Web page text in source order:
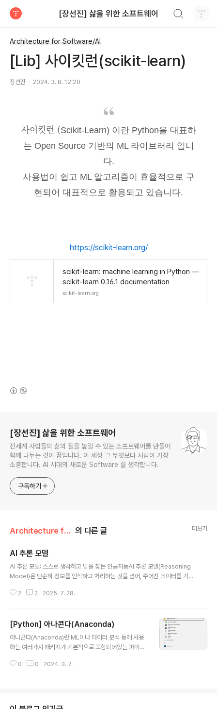
[장선진] 삶을 위한 소프트웨어
Architecture for Software/AI
[Lib] 사이킷런(scikit-learn)
장선진 2024. 3. 8. 12:20
사이킷런 (Scikit-Learn) 이란 Python을 대표하
는 Open Source 기반의 ML 라이브러리 입니
다.
사용법이 쉽고 ML 알고리즘이 효율적으로 구
현되어 대표적으로 활용되고 있습니다.
https://scikit-learn.org/
scikit-learn: machine learning in Python —
scikit-learn 0.16.1 documentation
scikit-learn.org
[장선진] 삶을 위한 소프트웨어
전세계 사람들의 삶의 질을 높일 수 있는 소프트웨어를 만들어
함께 나누는 것이 꿈입니다. 이 세상 그 무엇보다 사람이 가장
소중합니다. AI 시대의 새로운 Software 를 생각합니다.
구독하기
Architecture for Software/AI 의 다른 글 더보기
AI 추론 모델
AI 추론 모델: 스스로 생각하고 답을 찾는 인공지능AI 추론 모델(Reasoning
Model)은 단순히 정보를 인식하고 처리하는 것을 넘어, 주어진 데이터를 기반
의미합니다. 마치 사람이 생각하는 방식과 유사하게, 문제의 본질적인 논리를
한 단계 더 나아가 '생각하는 과정'을 거칩니다. 이를 통해 복잡하고 다단계적인
문제 해결, 코딩, 과학적 추론 등 고차원적인 작업에서 뛰어난 성능을 보입니다.
AI 추론 모델의 핵심 특징AI 추론 모델은 다음과 같은 주요 특징을 가지고 있습
2 2 2025. 7. 28.
[Python] 아나콘다(Anaconda)
아나콘다(Anaconda)란 ML이나 데이터 분석 등에 사용
하는 여러가지 패키지가 기본적으로 포함되어있는 파이썬
ok과 같은 파이썬 개발 환경을 구성할 수 있습니다. http
perts. www.anaconda.com 만약 Windows 환경에
0 0 2024. 3. 7.